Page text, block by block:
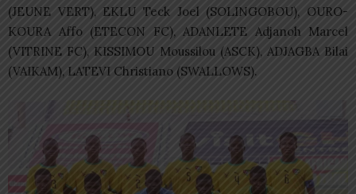
(JEUNE VERT), EKLU Teck Joel (SOLINGOBOU), OURO-
KOURA Affo (ETECON FC), ADANLETE Adjanoh Marcel
(VITRINE FC), KISSIMOU Moussilou (ASCK), ADJAGBA Bilai
(VAIKAM), LATEVI Christiano (SWALLOWS).